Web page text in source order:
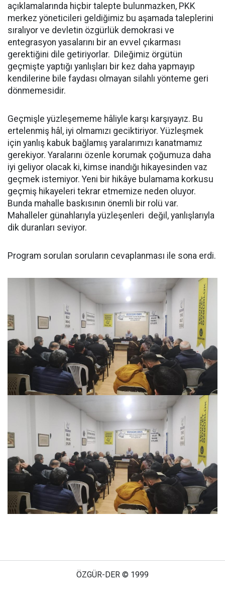
açıklamalarında hiçbir talepte bulunmazken, PKK
merkez yöneticileri geldiğimiz bu aşamada taleplerini
sıralıyor ve devletin özgürlük demokrasi ve
entegrasyon yasalarını bir an evvel çıkarması
gerektiğini dile getiriyorlar. Dileğimiz örgütün
geçmişte yaptığı yanlışları bir kez daha yapmayıp
kendilerine bile faydası olmayan silahlı yönteme geri
dönmemesidir.
Geçmişle yüzleşememe hâliyle karşı karşıyayız. Bu
ertelenmiş hâl, iyi olmamızı geciktiriyor. Yüzleşmek
için yanlış kabuk bağlamış yaralarımızı kanatmamız
gerekiyor. Yaralarını özenle korumak çoğumuza daha
iyi geliyor olacak ki, kimse inandığı hikayesinden vaz
geçmek istemiyor. Yeni bir hikâye bulamama korkusu
geçmiş hikayeleri tekrar etmemize neden oluyor.
Bunda mahalle baskısının önemli bir rolü var.
Mahalleler günahlarıyla yüzleşenleri değil, yanlışlarıyla
dik duranları seviyor.
Program sorulan soruların cevaplanması ile sona erdi.
ÖZGÜR-DER © 1999